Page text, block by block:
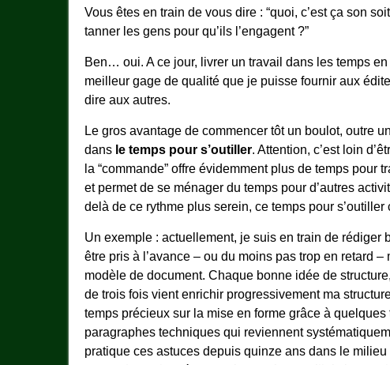
Vous êtes en train de vous dire : “quoi, c’est ça son
tanner les gens pour qu’ils l’engagent ?”
Ben… oui. A ce jour, livrer un travail dans les temps
meilleur gage de qualité que je puisse fournir aux
dire aux autres.
Le gros avantage de commencer tôt un boulot, outre
dans le temps pour s’outiller. Attention, c’est loin
la “commande” offre évidemment plus de temps pour
et permet de se ménager du temps pour d’autres
delà de ce rythme plus serein, ce temps pour
Un exemple : actuellement, je suis en train de rédiger
être pris à l’avance – ou du moins pas trop en retard
modèle de document. Chaque bonne idée de
de trois fois vient enrichir progressivement ma
temps précieux sur la mise en forme grâce à
paragraphes techniques qui reviennent
pratique ces astuces depuis quinze ans dans le